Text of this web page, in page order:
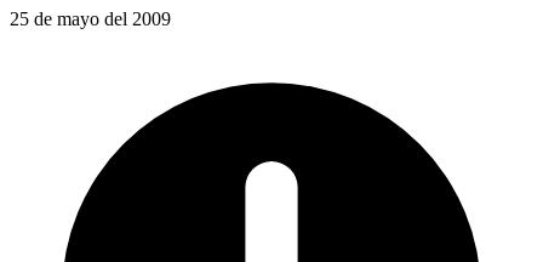
25 de mayo del 2009